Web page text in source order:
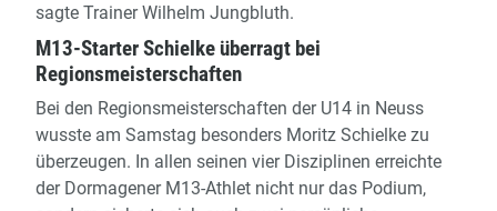
sagte Trainer Wilhelm Jungbluth.
M13-Starter Schielke überragt bei
Regionsmeisterschaften
Bei den Regionsmeisterschaften der U14 in Neuss
wusste am Samstag besonders Moritz Schielke zu
überzeugen. In allen seinen vier Disziplinen erreichte
der Dormagener M13-Athlet nicht nur das Podium,